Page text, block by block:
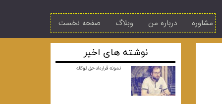
صفحه نخست وبلاگ درباره من مشاوره
نوشته های اخیر
نمونه قرارداد حق الوکاله